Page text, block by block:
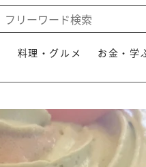
料理・グルメ お金・学